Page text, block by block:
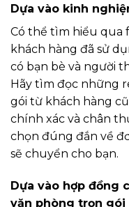
Dựa vào kinh
Có thể tìm hiểu qua
khách hàng đã sử
có bạn bè và người
Hãy tìm đọc những
gói từ khách hàng
chính xác và chân
chọn đúng đắn về
sẽ chuyển cho bạn.
Dựa vào hợp đồng
văn phòng trọn gói